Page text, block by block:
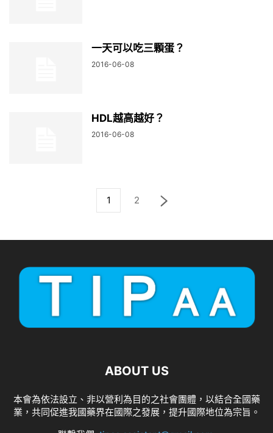
一天可以吃三顆蛋？
2016-06-08
HDL越高越好？
2016-06-08
1 2
ABOUT US
本會為依法設立、非以營利為目的之社會團體，以結合全國藥
業，共同促進我國藥界在國際之發展，提升國際地位為宗旨。